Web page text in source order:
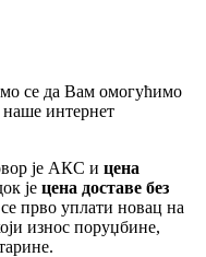
се да Вам омогућимо
наше интернет
је АКС и цена
је цена доставе без
се прво уплати новац на
износ поруџбине,